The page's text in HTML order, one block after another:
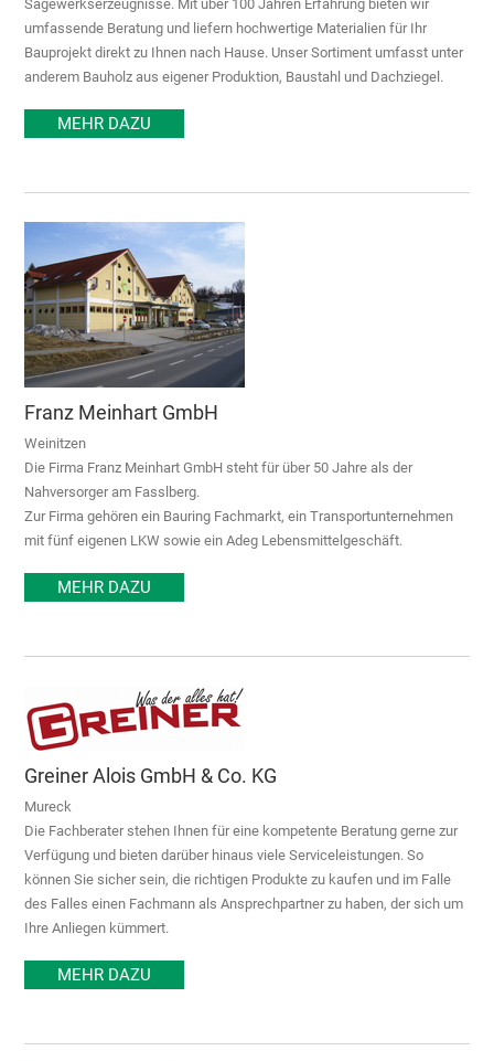
Sägewerkserzeugnisse. Mit über 100 Jahren Erfahrung bieten wir
umfassende Beratung und liefern hochwertige Materialien für Ihr
Bauprojekt direkt zu Ihnen nach Hause. Unser Sortiment umfasst unter
anderem Bauholz aus eigener Produktion, Baustahl und Dachziegel.
MEHR DAZU
Franz Meinhart GmbH
Weinitzen
Die Firma Franz Meinhart GmbH steht für über 50 Jahre als der
Nahversorger am Fasslberg.
Zur Firma gehören ein Bauring Fachmarkt, ein Transportunternehmen
mit fünf eigenen LKW sowie ein Adeg Lebensmittelgeschäft.
MEHR DAZU
Greiner Alois GmbH & Co. KG
Mureck
Die Fachberater stehen Ihnen für eine kompetente Beratung gerne zur
Verfügung und bieten darüber hinaus viele Serviceleistungen. So
können Sie sicher sein, die richtigen Produkte zu kaufen und im Falle
des Falles einen Fachmann als Ansprechpartner zu haben, der sich um
Ihre Anliegen kümmert.
MEHR DAZU